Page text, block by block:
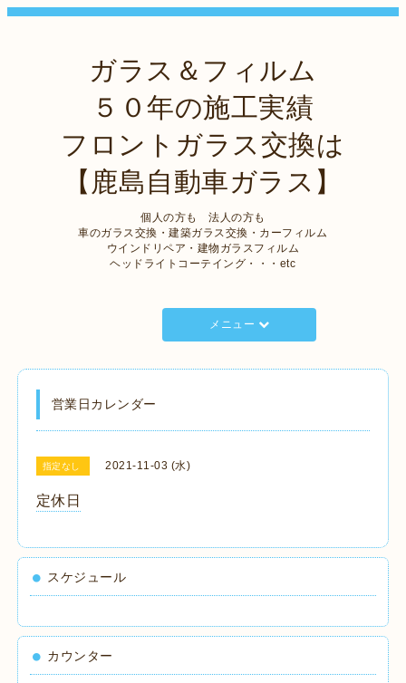
ガラス＆フィルム
５０年の施工実績
フロントガラス交換は
【鹿島自動車ガラス】
個人の方も 法人の方も
車のガラス交換・建築ガラス交換・カーフィルム
ウインドリペア・建物ガラスフィルム
ヘッドライトコーテイング・・・etc
メニュー
営業日カレンダー
指定なし 2021-11-03 (水)
定休日
スケジュール
カウンター